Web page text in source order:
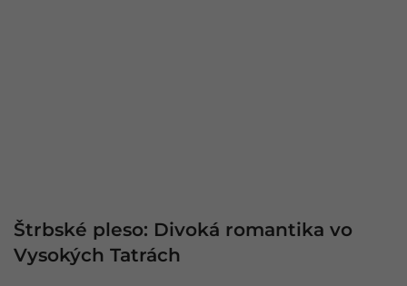
Štrbské pleso: Divoká romantika vo
Vysokých Tatrách